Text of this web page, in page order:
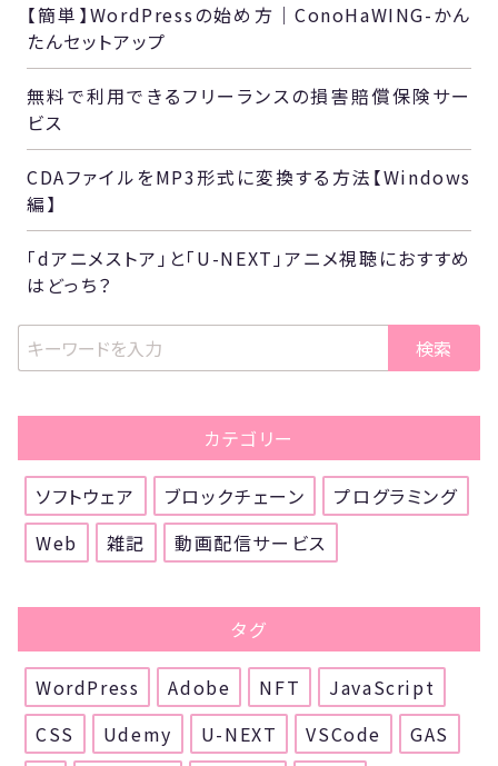
【簡単】WordPressの始め方｜ConoHaWING-かん
たんセットアップ
無料で利用できるフリーランスの損害賠償保険サー
ビス
CDAファイルをMP3形式に変換する方法【Windows
編】
「dアニメストア」と「U-NEXT」アニメ視聴におすすめ
はどっち？
検索
カテゴリー
ソフトウェア ブロックチェーン
プログラミング
Web
雑記 動画配信サービス
タグ
WordPress Adobe NFT
JavaScript
CSS
Udemy U-NEXT VSCode
GAS